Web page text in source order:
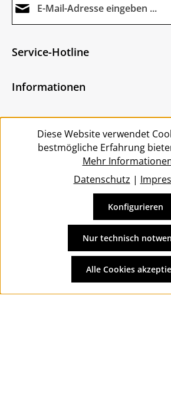
Ich habe die
bin mit ihnen einverstanden.
Zeichen ein*
Die mit einem Stern (*)
Service-Hotline
Informationen
Service
Vertrag widerrufen
und ggf. Nachnahmegebühren,
angegeben.
Diese Website verwendet
bestmögliche Erfahrung
Mehr
Datenschutz |
Nur technisch
Konfigurieren
Alle Cookies